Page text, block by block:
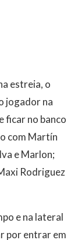
estreia, o
jogador na
ficar no banco
com Martín
e Marlon;
Rodriguez
e na lateral
por entrar em